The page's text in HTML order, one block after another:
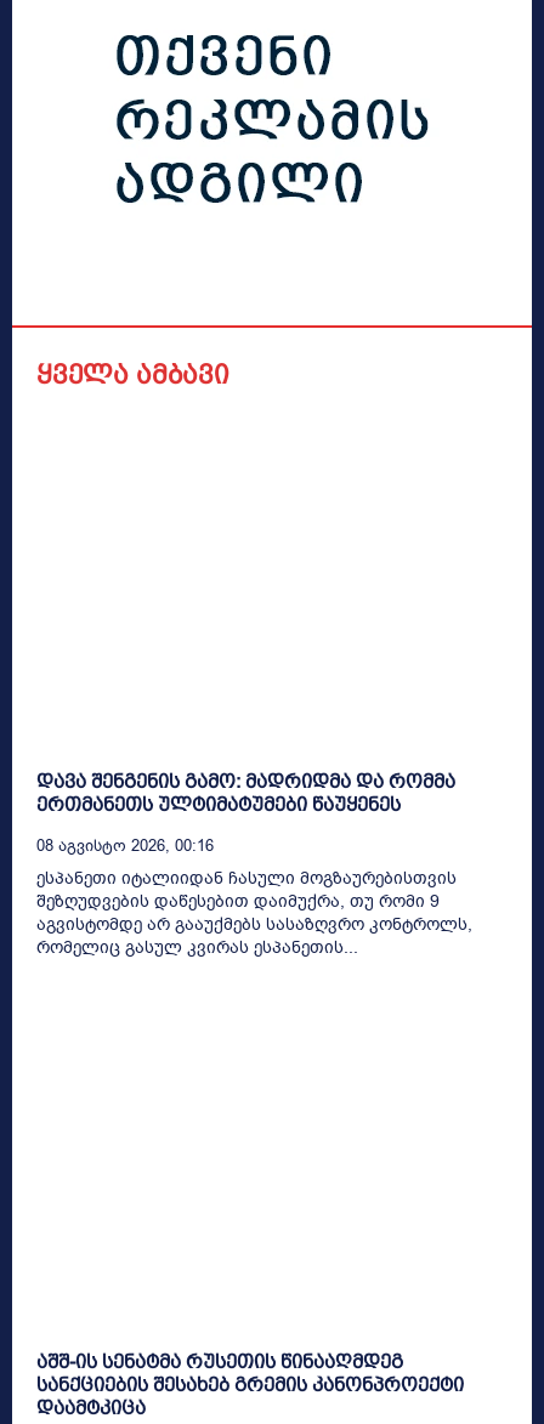
ყველა ამბავი
დავა შენგენის გამო: მადრიდმა და რომმა
ერთმანეთს ულტიმატუმები წაუყენეს
08 Აგვისტო 2026, 00:16
ესპანეთი იტალიიდან ჩასული მოგზაურებისთვის
შეზღუდვების დაწესებით დაიმუქრა, თუ რომი 9
აგვისტომდე არ გააუქმებს სასაზღვრო კონტროლს,
რომელიც გასულ კვირას ესპანეთის...
აშშ-ის სენატმა რუსეთის წინააღმდეგ
სანქციების შესახებ გრემის კანონპროექტი
დაამტკიცა